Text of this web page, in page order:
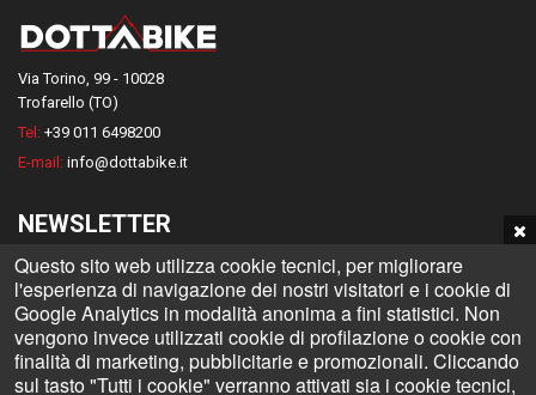
Via Torino, 99 - 10028
Trofarello (TO)
Tel: +39 011 6498200
E-mail: info@dottabike.it
NEWSLETTER
Iscriviti alla nostra Newsletter e rimani informato su tutte le novità
Dottabike
Questo sito web utilizza cookie tecnici, per migliorare
l'esperienza di navigazione dei nostri visitatori e i cookie di
Google Analytics in modalità anonima a fini statistici. Non
vengono invece utilizzati cookie di profilazione o cookie con
finalità di marketing, pubblicitarie e promozionali. Cliccando
sul tasto "Tutti i cookie" verranno attivati sia i cookie tecnici,